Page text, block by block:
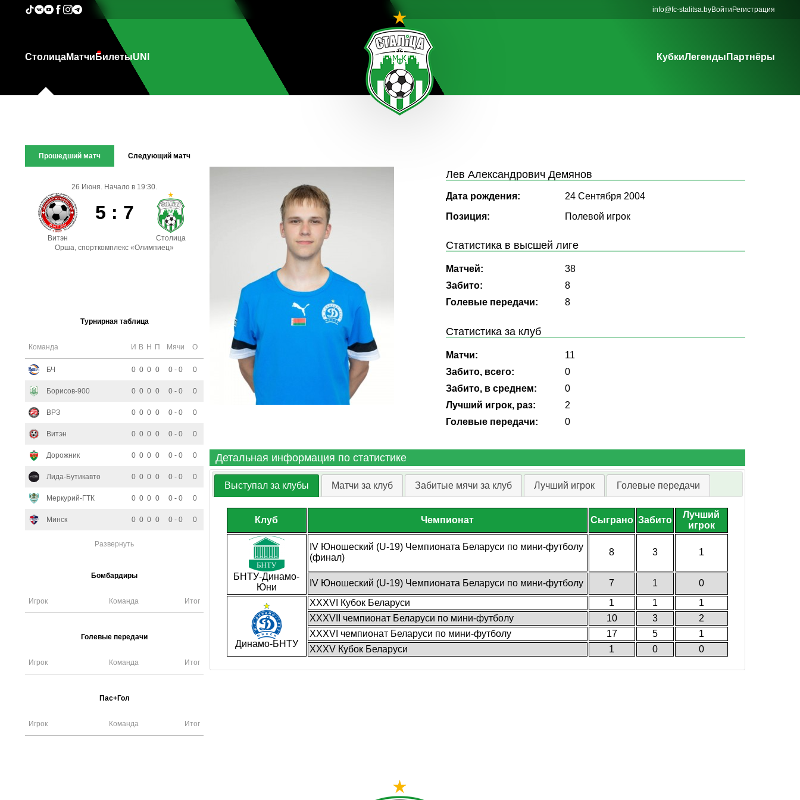
info@fc-stalitsa.byВойти Регистрация
СтолицаМатчи БилетыUNI КубкиЛегенды Партнёры
Прошедший матч Следующий матч
26 Июня. Начало в 19:30.
5 : 7
Витэн
Столица
Орша, спорткомплекс «Олимпиец»
Турнирная таблица
Команда И В Н П Мячи О
БЧ 0 0 0 0 0 - 0 0
Борисов-900 0 0 0 0 0 - 0 0
ВРЗ 0 0 0 0 0 - 0 0
Витэн 0 0 0 0 0 - 0 0
Дорожник 0 0 0 0 0 - 0 0
Лида-Бутикавто 0 0 0 0 0 - 0 0
Меркурий-ГТК 0 0 0 0 0 - 0 0
Минск 0 0 0 0 0 - 0 0
Развернуть
Бомбардиры
Игрок Команда Итог
Голевые передачи
Игрок Команда Итог
Пас+Гол
Игрок Команда Итог
Лев Александрович Демянов
Дата рождения:
24 Сентября 2004
Позиция:
Полевой игрок
Статистика в высшей лиге
Матчей:
38
Забито:
8
Голевые передачи:
8
Статистика за клуб
Матчи:
11
Забито, всего:
0
Забито, в среднем:
0
Лучший игрок, раз:
2
Голевые передачи:
0
Детальная информация по статистике
Выступал за клубы Матчи за клуб Забитые мячи за клуб Лучший игрок Голевые передачи
Клуб Чемпионат Сыграно Забито
Лучший
игрок
БНТУ-Динамо-
Юни
IV Юношеский (U-19) Чемпионата Беларуси по мини-футболу
(финал)
8 3 1
IV Юношеский (U-19) Чемпионата Беларуси по мини-футболу 7 1 0
Динамо-БНТУ
XXXVI Кубок Беларуси 1 1
1
XXXVII чемпионат Беларуси по мини-футболу
10 3
2
XXXVI чемпионат Беларуси по мини-футболу
17 5
1
XXXV Кубок Беларуси
1 0 0